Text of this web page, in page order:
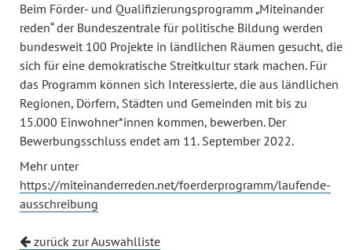
Beim Förder- und Qualifizierungsprogramm „Miteinander
reden“ der Bundeszentrale für politische Bildung werden
bundesweit 100 Projekte in ländlichen Räumen gesucht, die
sich für eine demokratische Streitkultur stark machen. Für
das Programm können sich Interessierte, die aus ländlichen
Regionen, Dörfern, Städten und Gemeinden mit bis zu
15.000 Einwohner*innen kommen, bewerben. Der
Bewerbungsschluss endet am 11. September 2022.
Mehr unter
https://miteinanderreden.net/foerderprogramm/laufende-
ausschreibung
zurück zur Auswahlliste